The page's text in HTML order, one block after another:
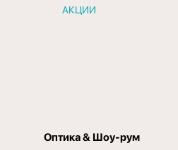
АКЦИИ
Оптика & Шоу-рум